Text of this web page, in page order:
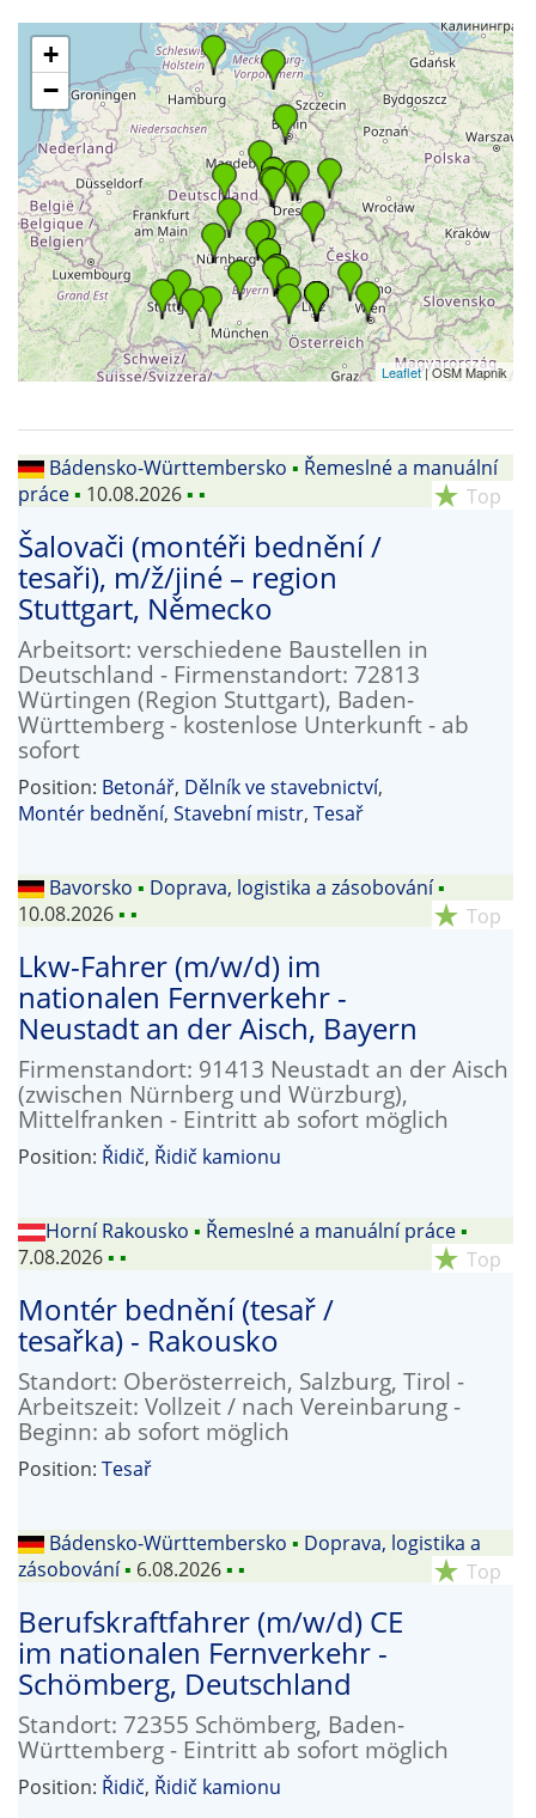
+
−
Leaflet| OSM Mapnik
Bádensko-Württembersko ▪ Řemeslné a manuální
práce▪ 10.08.2026▪ ▪ star_rate Top
Šalovači (montéři bednění /
tesaři), m/ž/jiné – region
Stuttgart, Německo
Arbeitsort: verschiedene Baustellen in
Deutschland - Firmenstandort: 72813
Würtingen (Region Stuttgart), Baden-
Württemberg - kostenlose Unterkunft - ab
sofort
Position: Betonář, Dělník ve stavebnictví,
Montér bednění, Stavební mistr, Tesař
Bavorsko ▪ Doprava, logistika a zásobování▪
10.08.2026▪ ▪ star_rate Top
Lkw-Fahrer (m/w/d) im
nationalen Fernverkehr -
Neustadt an der Aisch, Bayern
Firmenstandort: 91413 Neustadt an der Aisch
(zwischen Nürnberg und Würzburg),
Mittelfranken - Eintritt ab sofort möglich
Position: Řidič, Řidič kamionu
Horní Rakousko ▪ Řemeslné a manuální práce▪
7.08.2026▪ ▪ star_rate Top
Montér bednění (tesař /
tesařka) - Rakousko
Standort: Oberösterreich, Salzburg, Tirol -
Arbeitszeit: Vollzeit / nach Vereinbarung -
Beginn: ab sofort möglich
Position: Tesař
Bádensko-Württembersko ▪ Doprava, logistika a
zásobování▪ 6.08.2026▪ ▪ star_rate Top
Berufskraftfahrer (m/w/d) CE
im nationalen Fernverkehr -
Schömberg, Deutschland
Standort: 72355 Schömberg, Baden-
Württemberg - Eintritt ab sofort möglich
Position: Řidič, Řidič kamionu